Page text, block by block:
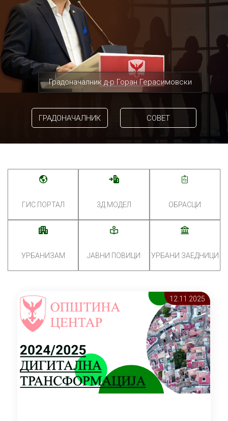
Градоначалник д-р Горан Герасимовски
ГРАДОНАЧАЛНИК СОВЕТ
ГИС ПОРТАЛ 3Д МОДЕЛ ОБРАСЦИ
УРБАНИЗАМ ЈАВНИ ПОВИЦИ УРБАНИ ЗАЕДНИЦИ
12.11 2025